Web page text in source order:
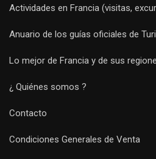
Actividades en Francia (visitas,
Anuario de los guías oficiales de
Lo mejor de Francia y de sus
¿ Quiénes somos ?
Contacto
Condiciones Generales de Venta